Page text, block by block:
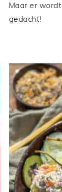
Maar er
gedacht!